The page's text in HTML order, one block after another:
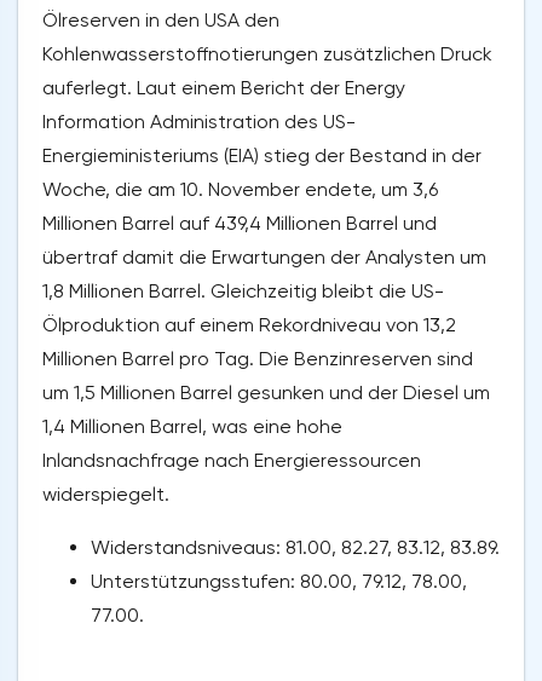
Ölreserven in den USA den
Kohlenwasserstoffnotierungen zusätzlichen Druck
auferlegt. Laut einem Bericht der Energy
Information Administration des US-
Energieministeriums (EIA) stieg der Bestand in der
Woche, die am 10. November endete, um 3,6
Millionen Barrel auf 439,4 Millionen Barrel und
übertraf damit die Erwartungen der Analysten um
1,8 Millionen Barrel. Gleichzeitig bleibt die US-
Ölproduktion auf einem Rekordniveau von 13,2
Millionen Barrel pro Tag. Die Benzinreserven sind
um 1,5 Millionen Barrel gesunken und der Diesel um
1,4 Millionen Barrel, was eine hohe
Inlandsnachfrage nach Energieressourcen
widerspiegelt.
Widerstandsniveaus: 81.00, 82.27, 83.12, 83.89.
Unterstützungsstufen: 80.00, 79.12, 78.00,
77.00.